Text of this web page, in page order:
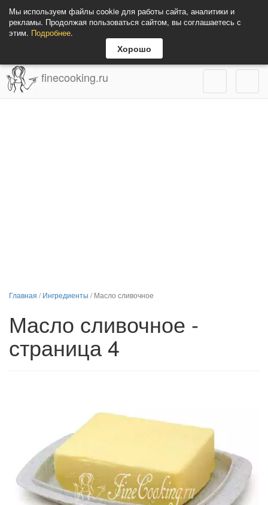
Мы используем файлы cookie для работы сайта, аналитики и
рекламы. Продолжая пользоваться сайтом, вы соглашаетесь с
этим. Подробнее.
Хорошо
finecooking.ru
Главная /Ингредиенты /Масло сливочное
Масло сливочное -
страница 4